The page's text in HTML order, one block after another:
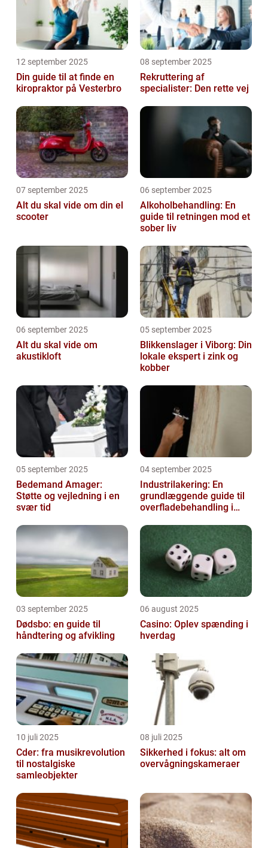
12 september 2025
Din guide til at finde en
kiropraktor på Vesterbro
08 september 2025
Rekruttering af
specialister: Den rette vej
07 september 2025
Alt du skal vide om din el
scooter
06 september 2025
Alkoholbehandling: En
guide til retningen mod et
sober liv
06 september 2025
Alt du skal vide om
akustikloft
05 september 2025
Blikkenslager i Viborg: Din
lokale ekspert i zink og
kobber
05 september 2025
Bedemand Amager:
Støtte og vejledning i en
svær tid
04 september 2025
Industrilakering: En
grundlæggende guide til
overfladebehandling i
03 september 2025
Dødsbo: en guide til
håndtering og afvikling
06 august 2025
Casino: Oplev spænding i
hverdag
10 juli 2025
Cder: fra musikrevolution
til nostalgiske
samleobjekter
08 juli 2025
Sikkerhed i fokus: alt om
overvågningskameraer